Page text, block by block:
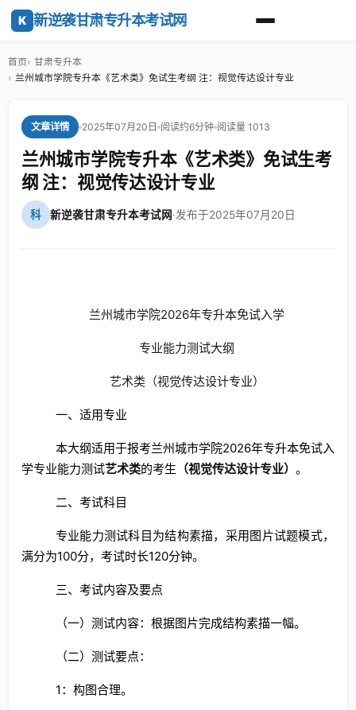
K 新逆袭甘肃专升本考试网
首页
甘肃专升本
兰州城市学院专升本《艺术类》免试生考纲 注：视觉传达设计专业
文章详情 2025年07月20日 阅读约6分钟 阅读量 1013
兰州城市学院专升本《艺术类》免试生考
纲 注：视觉传达设计专业
科 新逆袭甘肃专升本考试网·发布于2025年07月20日
兰州城市学院2026年专升本免试入学
专业能力测试大纲
艺术类（视觉传达设计专业）
一、适用专业
本大纲适用于报考兰州城市学院2026年专升本免试入
学专业能力测试艺术类的考生 （视觉传达设计专业） 。
二、考试科目
专业能力测试科目为结构素描，采用图片试题模式，
满分为100分，考试时长120分钟。
三、考试内容及要点
（一）测试内容：根据图片完成结构素描一幅。
（二）测试要点：
1：构图合理。